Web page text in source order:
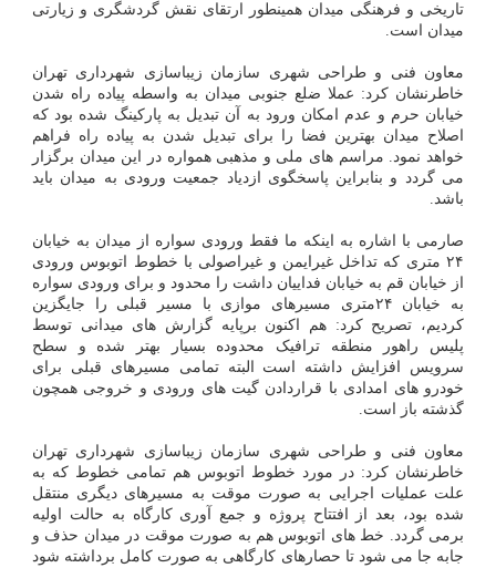
تاریخی و فرهنگی میدان همینطور ارتقای نقش گردشگری و زیارتی
میدان است.
معاون فنی و طراحی شهری سازمان زیباسازی شهرداری تهران
خاطرنشان کرد: عملا ضلع جنوبی میدان به واسطه پیاده راه شدن
خیابان حرم و عدم امکان ورود به آن تبدیل به پارکینگ شده بود که
اصلاح میدان بهترین فضا را برای تبدیل شدن به پیاده راه فراهم
خواهد نمود. مراسم های ملی و مذهبی همواره در این میدان برگزار
می گردد و بنابراین پاسخگوی ازدیاد جمعیت ورودی به میدان باید
باشد.
صارمی با اشاره به اینکه ما فقط ورودی سواره از میدان به خیابان
۲۴ متری که تداخل غیرایمن و غیراصولی با خطوط اتوبوس ورودی
از خیابان قم به خیابان فداییان داشت را محدود و برای ورودی سواره
به خیابان ۲۴متری مسیرهای موازی با مسیر قبلی را جایگزین
کردیم، تصریح کرد: هم اکنون برپایه گزارش های میدانی توسط
پلیس راهور منطقه ترافیک محدوده بسیار بهتر شده و سطح
سرویس افزایش داشته است البته تمامی مسیرهای قبلی برای
خودرو های امدادی با قراردادن گیت های ورودی و خروجی همچون
گذشته باز است.
معاون فنی و طراحی شهری سازمان زیباسازی شهرداری تهران
خاطرنشان کرد: در مورد خطوط اتوبوس هم تمامی خطوط که به
علت عملیات اجرایی به صورت موقت به مسیرهای دیگری منتقل
شده بود، بعد از افتتاح پروژه و جمع آوری کارگاه به حالت اولیه
برمی گردد. خط های اتوبوس هم به صورت موقت در میدان حذف و
جابه جا می شود تا حصارهای کارگاهی به صورت کامل برداشته شود